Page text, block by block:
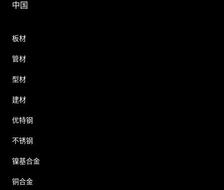
中国
板材
管材
型材
建材
优特钢
不锈钢
镍基合金
铜合金